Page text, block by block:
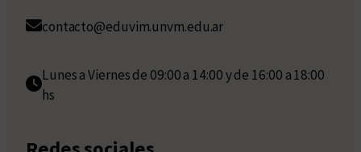
contacto@eduvim.unvm.edu.ar
Lunes a Viernes de 09:00 a 14:00 y de 16:00 a 18:00
hs